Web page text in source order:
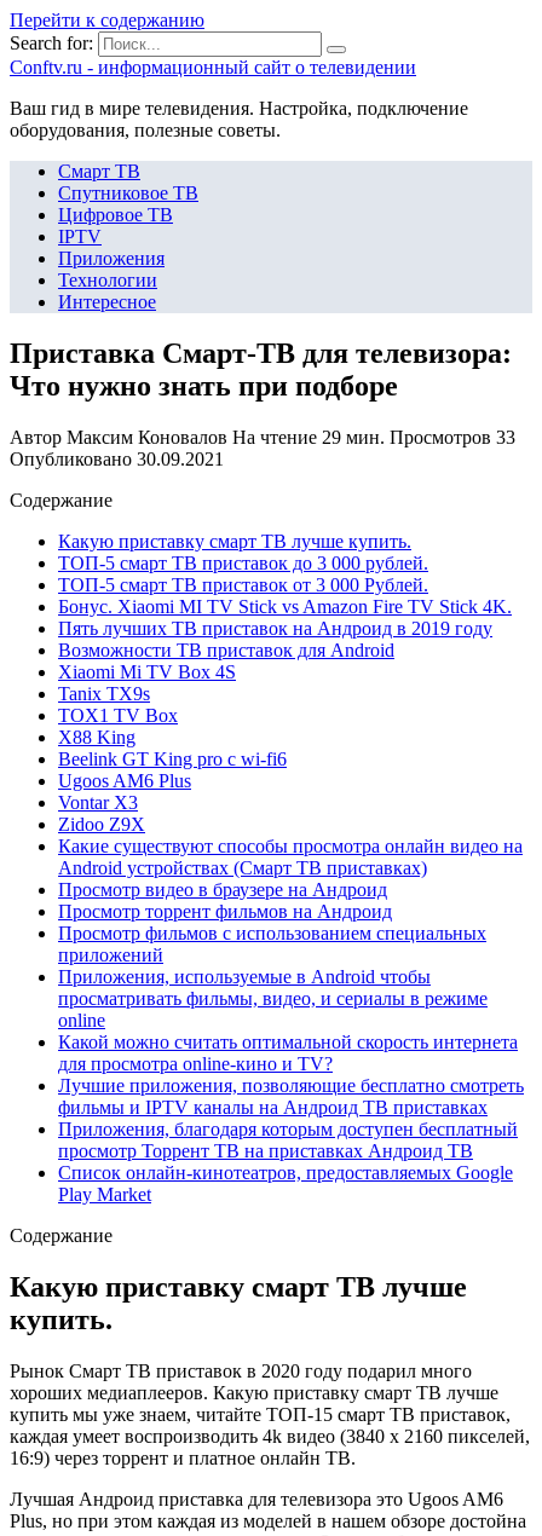
Перейти к содержанию
Search for:
Сonftv.ru - информационный сайт о телевидении
Ваш гид в мире телевидения. Настройка, подключение
оборудования, полезные советы.
Смарт ТВ
Спутниковое ТВ
Цифровое ТВ
IPTV
Приложения
Технологии
Интересное
Приставка Смарт-ТВ для телевизора:
Что нужно знать при подборе
Автор Максим Коновалов На чтение 29 мин. Просмотров 33
Опубликовано 30.09.2021
Содержание
Какую приставку смарт ТВ лучше купить.
ТОП-5 смарт ТВ приставок до 3 000 рублей.
ТОП-5 смарт ТВ приставок от 3 000 Рублей.
Бонус. Xiaomi MI TV Stick vs Amazon Fire TV Stick 4K.
Пять лучших ТВ приставок на Андроид в 2019 году
Возможности ТВ приставок для Android
Xiaomi Mi TV Box 4S
Tanix TX9s
TOX1 TV Box
X88 King
Beelink GT King pro с wi-fi6
Ugoos AM6 Plus
Vontar X3
Zidoo Z9X
Какие существуют способы просмотра онлайн видео на
Android устройствах (Смарт ТВ приставках)
Просмотр видео в браузере на Андроид
Просмотр торрент фильмов на Андроид
Просмотр фильмов с использованием специальных
приложений
Приложения, используемые в Android чтобы
просматривать фильмы, видео, и сериалы в режиме
online
Какой можно считать оптимальной скорость интернета
для просмотра online-кино и TV?
Лучшие приложения, позволяющие бесплатно смотреть
фильмы и IPTV каналы на Андроид ТВ приставках
Приложения, благодаря которым доступен бесплатный
просмотр Торрент ТВ на приставках Андроид ТВ
Список онлайн-кинотеатров, предоставляемых Google
Play Market
Содержание
Какую приставку смарт ТВ лучше
купить.
Рынок Смарт ТВ приставок в 2020 году подарил много
хороших медиаплееров. Какую приставку смарт ТВ лучше
купить мы уже знаем, читайте ТОП-15 смарт ТВ приставок,
каждая умеет воспроизводить 4k видео (3840 х 2160 пикселей,
16:9) через торрент и платное онлайн ТВ.
Лучшая Андроид приставка для телевизора это Ugoos AM6
Plus, но при этом каждая из моделей в нашем обзоре достойна